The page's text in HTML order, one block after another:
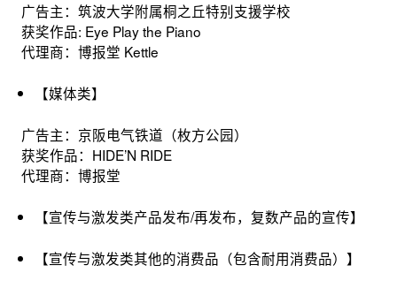
广告主：筑波大学附属桐之丘特别支援学校
获奖作品: Eye Play the Piano
代理商：博报堂 Kettle
【媒体类】
广告主：京阪电气铁道（枚方公园）
获奖作品：HIDE’N RIDE
代理商：博报堂
【宣传与激发类产品发布/再发布，复数产品的宣传】
【宣传与激发类其他的消费品（包含耐用消费品）】